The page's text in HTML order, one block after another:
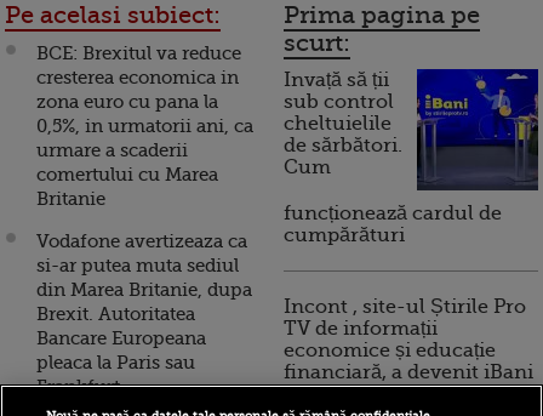
Pe acelasi subiect:
BCE: Brexitul va reduce
cresterea economica in
zona euro cu pana la
0,5%, in urmatorii ani, ca
urmare a scaderii
comertului cu Marea
Britanie
Vodafone avertizeaza ca
si-ar putea muta sediul
din Marea Britanie, dupa
Brexit. Autoritatea
Bancare Europeana
pleaca la Paris sau
Frankfurt
Prima pagina pe
scurt:
Invață să ții
sub control
cheltuielile
de sărbători.
Cum
funcționează cardul de
cumpărături
Incont , site-ul Știrile Pro
TV de informații
economice și educație
financiară, a devenit iBani